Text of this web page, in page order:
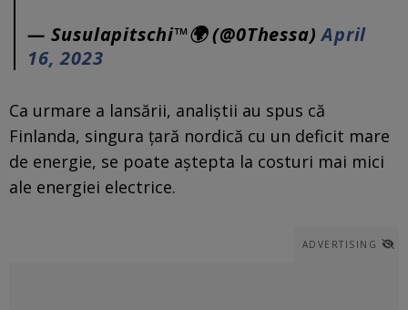
— Susulapitschi™🌍 (@0Thessa)April
16, 2023
Ca urmare a lansării, analiştii au spus că
Finlanda, singura ţară nordică cu un deficit mare
de energie, se poate aştepta la costuri mai mici
ale energiei electrice.
ADVERTISING